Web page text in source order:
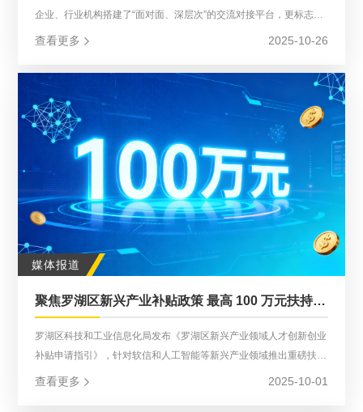
企业、行业机构搭建了“面对面、深层次”的交流对接平台，更标志着
区域内产教融合、校企合作从“初步对接”迈向“协同创新、共谋发
级，持续注入强大动力
查看更多 2025-10-26
媒体报道
聚焦罗湖区新兴产业补贴政策 最高 100 万元扶持助力 AI 创新发展
罗湖区科技和工业信息化局发布《罗湖区新兴产业领域人才创新创业
补贴申请指引》，针对软信和人工智能等新兴产业领域推出重磅扶持
政策。宇深灵机（深圳）人工智能科技有限公司作为深耕 AI 领域的
查看更多 2025-10-01